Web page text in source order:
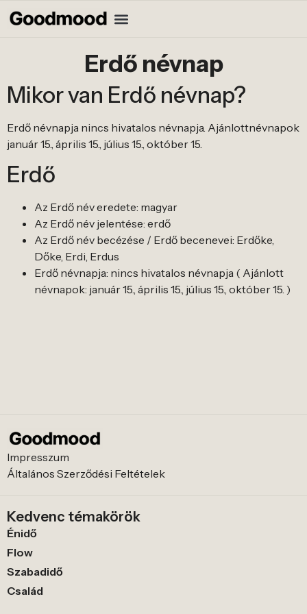
Erdő névnap
Mikor van Erdő névnap?
Erdő névnapja nincs hivatalos névnapja. Ajánlottnévnapok
január 15., április 15., július 15., október 15.
Erdő
Az Erdő név eredete: magyar
Az Erdő név jelentése: erdő
Az Erdő név becézése / Erdő becenevei: Erdőke,
Dőke, Erdi, Erdus
Erdő névnapja: nincs hivatalos névnapja ( Ajánlott
névnapok: január 15., április 15., július 15., október 15. )
Impresszum
Általános Szerződési Feltételek
Kedvenc témakörök
Énidő
Flow
Szabadidő
Család